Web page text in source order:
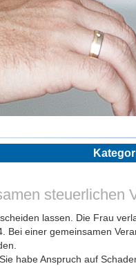
steuerlichen
lassen. Die Frau
Bei einer gemeinsamen
habe Anspruch auf